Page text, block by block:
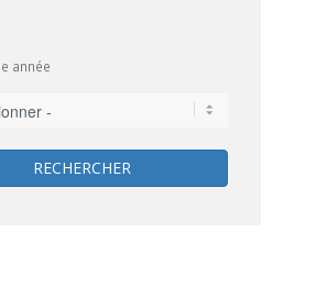
année
RECHERCHER